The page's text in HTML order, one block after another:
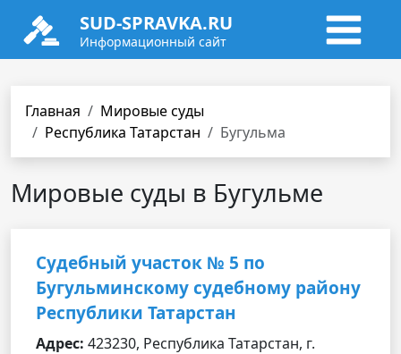
SUD-SPRAVKA.RU
Информационный сайт
Главная
Мировые суды
Республика Татарстан
Бугульма
Мировые суды в Бугульме
Судебный участок № 5 по
Бугульминскому судебному району
Республики Татарстан
Адрес: 423230, Республика Татарстан, г.